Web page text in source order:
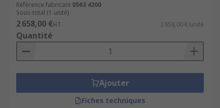
Référence fabricant 0563 4200
Sous-total (1 unité)
2 658,00 €HT 2 658,00 €/unité
Quantité
Ajouter
Fiches techniques